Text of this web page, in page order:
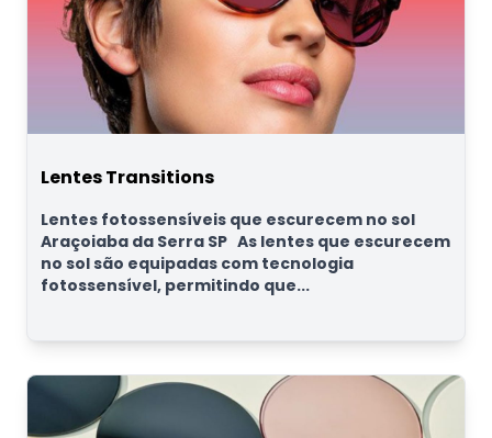
Lentes Transitions
Lentes fotossensíveis que escurecem no sol
Araçoiaba da Serra SP As lentes que escurecem
no sol são equipadas com tecnologia
fotossensível, permitindo que...